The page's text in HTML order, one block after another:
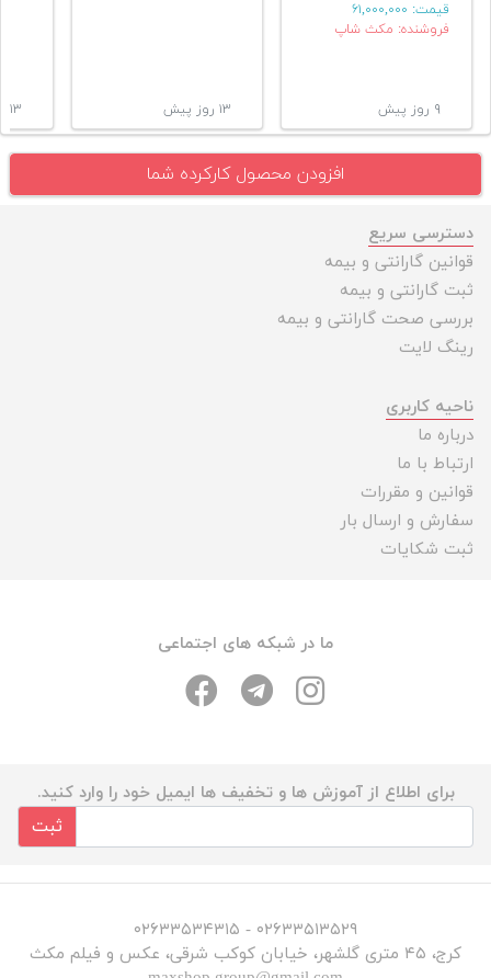
قیمت: ۶۱,۰۰۰,۰۰۰
فروشنده: مکث شاپ
۹ روز پیش ۱۳ روز پیش ۱۳ روز پیش
افزودن محصول کارکرده شما
دسترسی سریع
قوانین گارانتی و بیمه
ثبت گارانتی و بیمه
بررسی صحت گارانتی و بیمه
رینگ لایت
ناحیه کاربری
درباره ما
ارتباط با ما
قوانین و مقررات
سفارش و ارسال بار
ثبت شکایات
ما در شبکه های اجتماعی
برای اطلاع از آموزش ها و تخفیف ها ایمیل خود را وارد کنید.
ثبت
۰۲۶۳۳۵۱۳۵۲۹ - ۰۲۶۳۳۵۳۴۳۱۵
کرج، ۴۵ متری گلشهر، خیابان کوکب شرقی، عکس و فیلم مکث